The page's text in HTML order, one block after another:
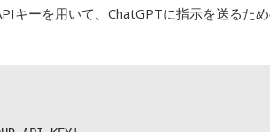
キーを用いて、ChatGPTに指示を送るた